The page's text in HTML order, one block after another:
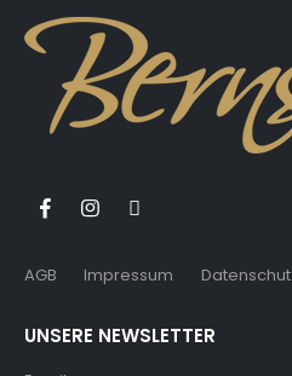
AGB Impressum
UNSERE NEWSLETTER